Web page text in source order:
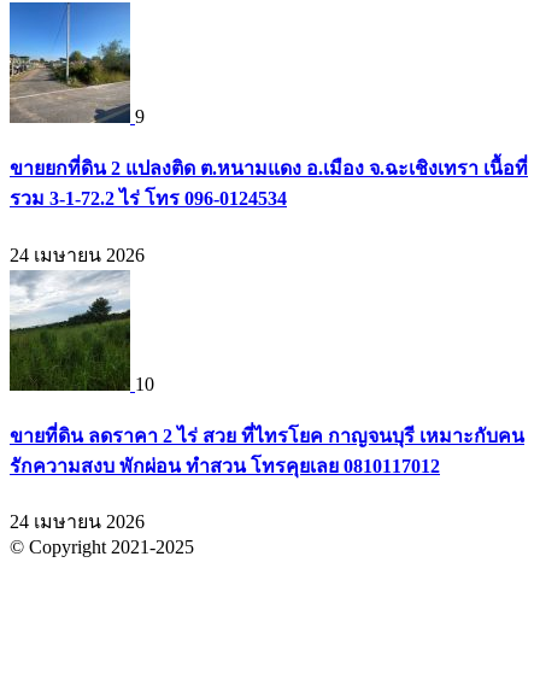
9
ขายยกที่ดิน 2 แปลงติด ต.หนามแดง อ.เมือง จ.ฉะเชิงเทรา เนื้อที่
รวม 3-1-72.2 ไร่ โทร 096-0124534
24 เมษายน 2026
10
ขายที่ดิน ลดราคา 2 ไร่ สวย ที่ไทรโยค กาญจนบุรี เหมาะกับคน
รักความสงบ พักผ่อน ทำสวน โทรคุยเลย 0810117012
24 เมษายน 2026
© Copyright 2021-2025